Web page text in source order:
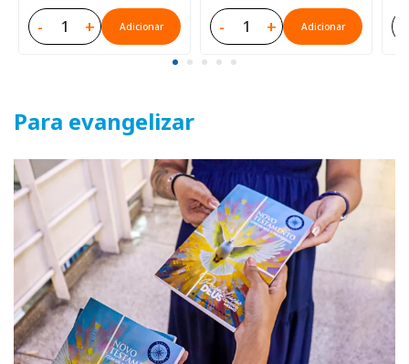
- + Adicionar - + Adicionar
Para evangelizar